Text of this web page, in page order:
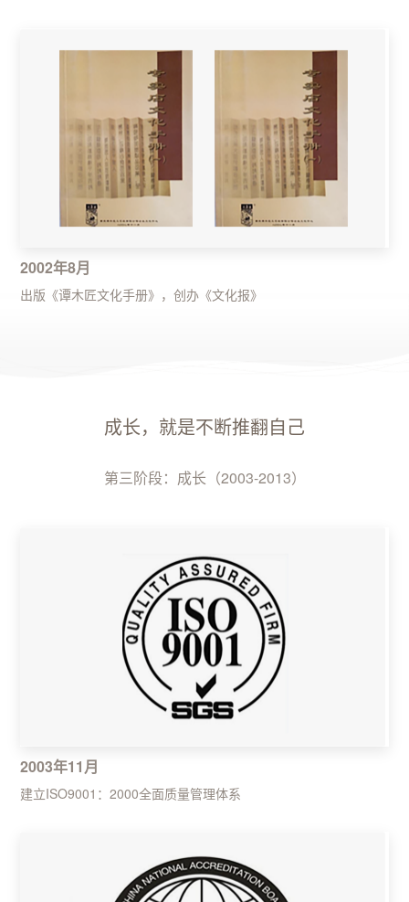
2002年8月
出版《谭木匠文化手册》，创办《文化报》
成长，就是不断推翻自己
第三阶段：成长（2003-2013）
2003年11月
建立ISO9001：2000全面质量管理体系